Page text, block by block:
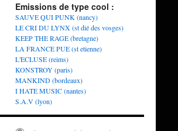
Emissions de type cool :
SAUVE QUI PUNK (nancy)
LE CRI DU LYNX (st dié des vosges)
KEEP THE RAGE (bretagne)
LA FRANCE PUE (st etienne)
L'ECLUSE (reims)
KONSTROY (paris)
MANKIND (bordeaux)
I HATE MUSIC (nantes)
S.A.V (lyon)